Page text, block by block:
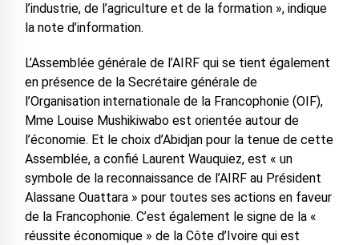
l’industrie, de l’agriculture et de la formation », indique
la note d’information.
L’Assemblée générale de l’AIRF qui se tient également
en présence de la Secrétaire générale de
l’Organisation internationale de la Francophonie (OIF),
Mme Louise Mushikiwabo est orientée autour de
l’économie. Et le choix d’Abidjan pour la tenue de cette
Assemblée, a confié Laurent Wauquiez, est « un
symbole de la reconnaissance de l’AIRF au Président
Alassane Ouattara » pour toutes ses actions en faveur
de la Francophonie. C’est également le signe de la «
réussite économique » de la Côte d’Ivoire qui est